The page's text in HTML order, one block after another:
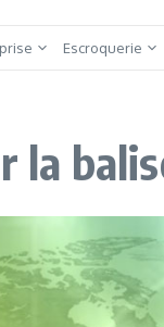
Escroquerie
la